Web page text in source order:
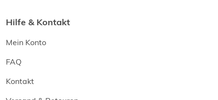
Hilfe & Kontakt
Mein Konto
FAQ
Kontakt